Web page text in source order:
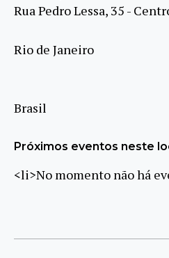
Rua Pedro Lessa, 35 -
Rio de Janeiro
Brasil
Próximos eventos neste
<li>No momento não há